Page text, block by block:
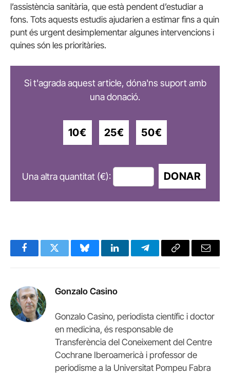
l’assistència sanitària, que està pendent d’estudiar a
fons. Tots aquests estudis ajudarien a estimar fins a quin
punt és urgent desimplementar algunes intervencions i
quines són les prioritàries.
Si t'agrada aquest article, dóna'ns suport amb
una donació.
10€ 25€ 50€
Una altra quantitat (€): DONAR
FacebookTwitter BlueskyLinkedInTelegramCopy
Email
Gonzalo Casino
Gonzalo Casino, periodista científic i doctor
en medicina, és responsable de
Transferència del Coneixement del Centre
Cochrane Iberoamericà i professor de
periodisme a la Universitat Pompeu Fabra